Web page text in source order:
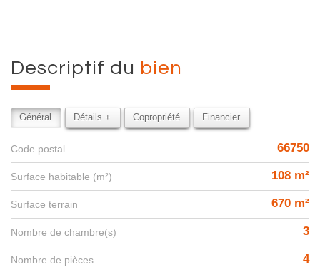
descriptif du bien
Général Détails + Copropriété Financier
Code postal 66750
Surface habitable (m²) 108 m²
surface terrain 670 m²
Nombre de chambre(s) 3
Nombre de pièces 4